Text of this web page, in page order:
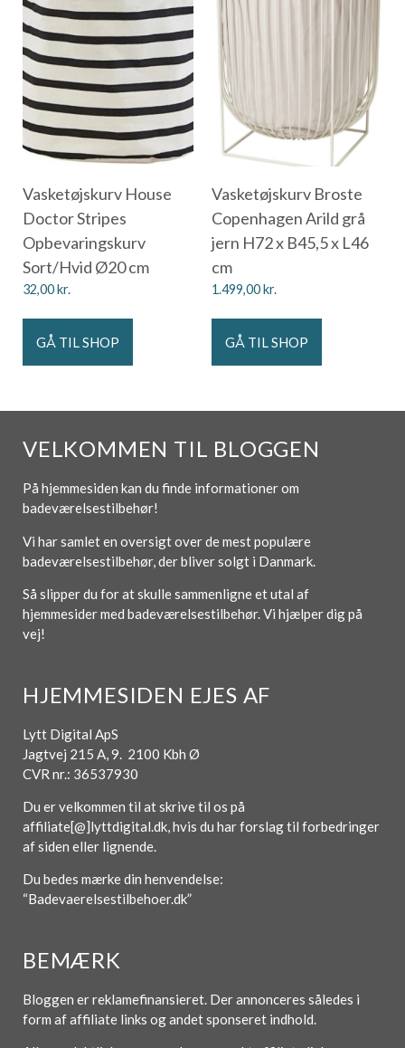
Vasketøjskurv House
Doctor Stripes
Opbevaringskurv
Sort/Hvid Ø20 cm
32,00kr.
GÅ TIL SHOP
Vasketøjskurv Broste
Copenhagen Arild grå
jern H72 x B45,5 x L46
cm
1.499,00kr.
GÅ TIL SHOP
VELKOMMEN TIL BLOGGEN
På hjemmesiden kan du finde informationer om
badeværelsestilbehør!
Vi har samlet en oversigt over de mest populære
badeværelsestilbehør, der bliver solgt i Danmark.
Så slipper du for at skulle sammenligne et utal af
hjemmesider med badeværelsestilbehør. Vi hjælper dig på
vej!
HJEMMESIDEN EJES AF
Lytt Digital ApS
Jagtvej 215 A, 9. 2100 Kbh Ø
CVR nr.: 36537930
Du er velkommen til at skrive til os på
affiliate[@]lyttdigital.dk, hvis du har forslag til forbedringer
af siden eller lignende.
Du bedes mærke din henvendelse:
“Badevaerelsestilbehoer.dk”
BEMÆRK
Bloggen er reklamefinansieret. Der annonceres således i
form af affiliate links og andet sponseret indhold.